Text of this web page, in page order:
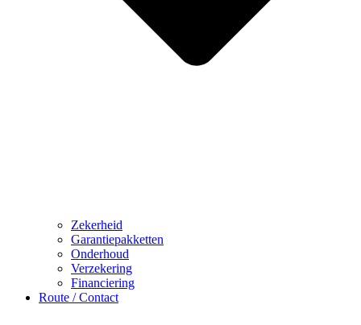
Zekerheid
Garantiepakketten
Onderhoud
Verzekering
Financiering
Route / Contact